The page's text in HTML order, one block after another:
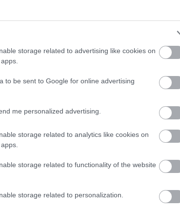
storage related to advertising like cookies on
to be sent to Google for online advertising
me personalized advertising.
storage related to analytics like cookies on
storage related to functionality of the website
storage related to personalization.
akkor is, amikor erről nem beszélt.
KÖVETKEZŐ POSZT
A feleségem magára hagyott a vak
visszajött, és egyetlen kegyetlen feltételt